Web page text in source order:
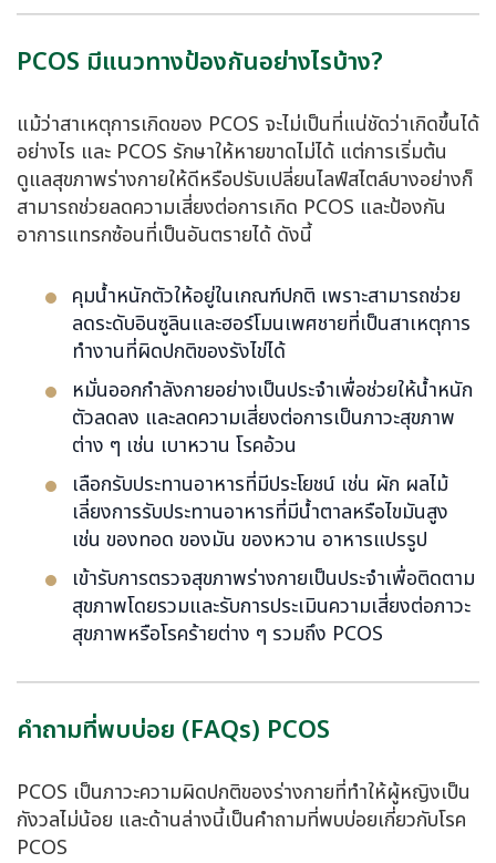
PCOS มีแนวทางป้องกันอย่างไรบ้าง?
แม้ว่าสาเหตุการเกิดของ PCOS จะไม่เป็นที่แน่ชัดว่าเกิดขึ้นได้
อย่างไร และ PCOS รักษาให้หายขาดไม่ได้ แต่การเริ่มต้น
ดูแลสุขภาพร่างกายให้ดีหรือปรับเปลี่ยนไลฟ์สไตล์บางอย่างก็
สามารถช่วยลดความเสี่ยงต่อการเกิด PCOS และป้องกัน
อาการแทรกซ้อนที่เป็นอันตรายได้ ดังนี้
คุมน้ำหนักตัวให้อยู่ในเกณฑ์ปกติ เพราะสามารถช่วย
ลดระดับอินซูลินและฮอร์โมนเพศชายที่เป็นสาเหตุการ
ทำงานที่ผิดปกติของรังไข่ได้
หมั่นออกกำลังกายอย่างเป็นประจำเพื่อช่วยให้น้ำหนัก
ตัวลดลง และลดความเสี่ยงต่อการเป็นภาวะสุขภาพ
ต่าง ๆ เช่น เบาหวาน โรคอ้วน
เลือกรับประทานอาหารที่มีประโยชน์ เช่น ผัก ผลไม้
เลี่ยงการรับประทานอาหารที่มีน้ำตาลหรือไขมันสูง
เช่น ของทอด ของมัน ของหวาน อาหารแปรรูป
เข้ารับการตรวจสุขภาพร่างกายเป็นประจำเพื่อติดตาม
สุขภาพโดยรวมและรับการประเมินความเสี่ยงต่อภาวะ
สุขภาพหรือโรคร้ายต่าง ๆ รวมถึง PCOS
คำถามที่พบบ่อย (FAQs) PCOS
PCOS เป็นภาวะความผิดปกติของร่างกายที่ทำให้ผู้หญิงเป็น
กังวลไม่น้อย และด้านล่างนี้เป็นคำถามที่พบบ่อยเกี่ยวกับโรค
PCOS